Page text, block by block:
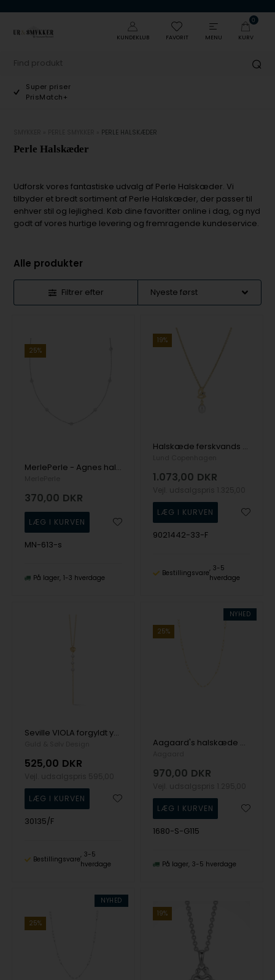
KUNDEKLUB FAVORIT MENU
0
KURV
Ombyt & Retur
Minimum 100 dage
PERLE HALSKÆDER
Perle Halskæder
Udforsk vores fantastiske udvalg af Perle Halskæder. Vi
tilbyder et bredt sortiment af Perle Halskæder, der passer til
enhver stil og lejlighed. Køb dine favoritter online i dag, og nyd
godt af vores hurtige levering og fremragende kundeservice.
Alle produkter
Filtrer efter
25%
MerlePerle - Agnes halskæde i sølv med hvide perler
370,00 DKR
MN-613-s
På lager 1-3 hverdage
19%
Halskæde ferskvands perle 6,5-7mm zirkonia forgyldt 925, 45-48cm
1.073,00 DKR
9021442-33-F
Bestillingsvare
3-5
hverdage
Seville VIOLA forgyldt y-kæde med perle
525,00 DKR
30135/F
Bestillingsvare
3-5
hverdage
NYHED
25%
Aagaard's halskæde med kugler og perler, 42 cm
970,00 DKR
1680-S-G115
På lager 3-5 hverdage
NYHED
25%
19%